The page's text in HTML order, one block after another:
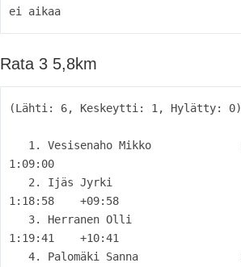
Rata 3 5,8km
(Lähti: 6, Keskeytti: 1, Hylätty: 0)
1:09:00
1:18:58    +09:58
1:19:41    +10:41
   4. Palomäki Sanna                RasKu